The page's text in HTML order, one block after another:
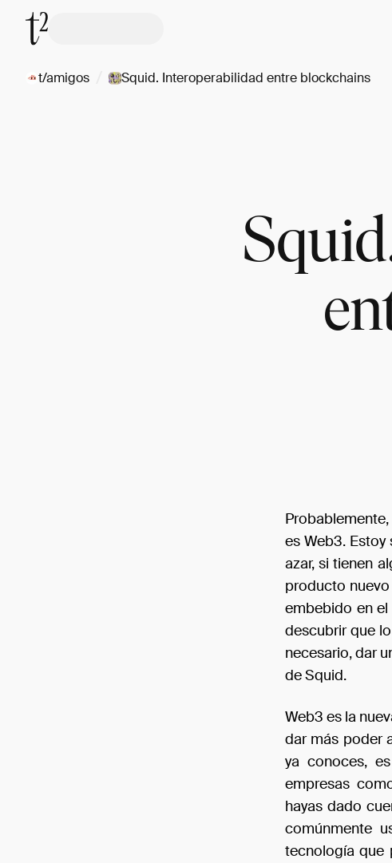
t/amigos Squid. Interoperabilidad entre blockchains
es Web3.
azar, si tienen
producto
embebido en
descubrir que
necesario, dar
de Squid.
Web3 es la
dar más poder
ya conoces,
empresas
hayas dado
comúnmente
tecnología que